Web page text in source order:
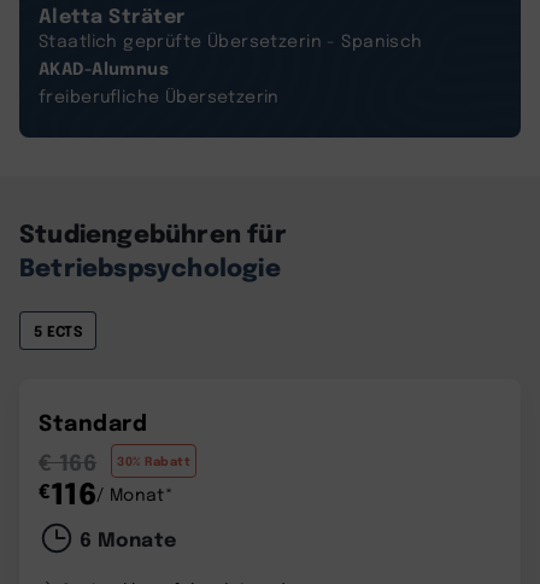
Aletta Sträter
Staatlich geprüfte Übersetzerin - Spanisch
AKAD-Alumnus
freiberufliche Übersetzerin
Studiengebühren für
Betriebspsychologie
5 ECTS
Standard
€ 166
30% Rabatt
€116/ Monat*
6 Monate